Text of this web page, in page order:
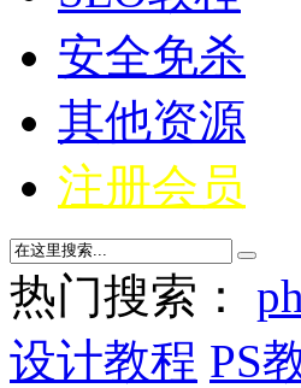
安全免杀
其他资源
注册会员
热门搜索：
设计教程 PS